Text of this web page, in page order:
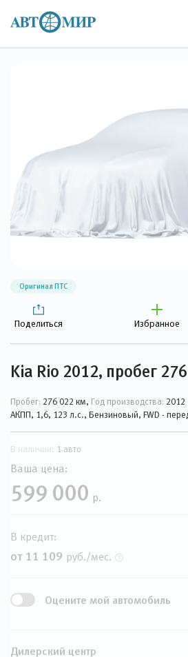
Оригинал ПТС
Поделиться Избранное
Kia Rio 2012, пробег
Пробег: 276 022 км, Год производства: 2012
АКПП, 1,6, 123 л.с., Бензиновый, FWD -
В наличии: 1 авто
Ваша цена:
599 000 р.
В кредит:
от 11 109 руб./мес.
Оцените мой автомобиль
Дилерский центр